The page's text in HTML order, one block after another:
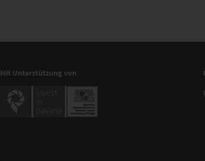
Mit Unterstützung von